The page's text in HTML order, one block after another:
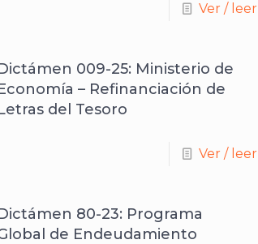
Ver / leer
009-25: Ministerio de
– Refinanciación de
del Tesoro
Ver / leer
80-23: Programa
de Endeudamiento